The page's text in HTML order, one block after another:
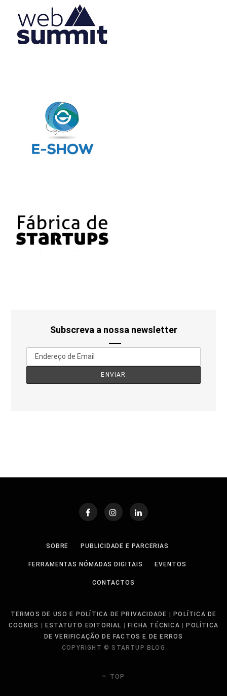
Subscreva a nossa newsletter
SOBRE PUBLICIDADE E PARCERIAS
FERRAMENTAS NÓMADAS DIGITAIS EVENTOS
CONTACTOS
TERMOS DE USO E POLÍTICA DE PRIVACIDADE |POLÍTICA DE
COOKIES | ESTATUTO EDITORIAL |FICHA TÉCNICA |POLÍTICA
DE VERIFICAÇÃO DE FACTOS E DE ERROS
COPYRIGHT © STARTUP BLOG
TOP